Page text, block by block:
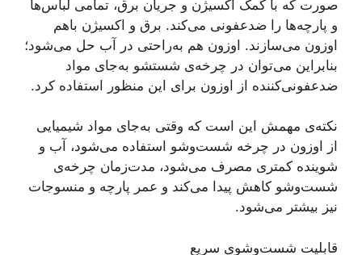
صورت که با کمک اکسیژن و جریان برق، تمامی لباس‌ها
و پارچه‌ها را ضدعفونی می‌کند. برق و اکسیژن باهم
اوزون می‌سازند. اوزون هم به‌راحتی در آب حل می‌شود؛
بنابراین می‌توان در چرخه‌ی شستشو به‌جای مواد
ضدعفونی‌کننده از اوزون برای این منظور استفاده کرد.
نکته‌ی مهمش این است که وقتی به‌جای مواد شیمیایی
از اوزون در چرخه شست‌وشو استفاده می‌شود، آب و
شوینده کمتری مصرف می‌شود، مدت‌زمان چرخه‌ی
شست‌وشو کاهش پیدا می‌کند و عمر پارچه و منسوجات
نیز بیشتر می‌شود.
قابلیت شست‌وشوی سریع